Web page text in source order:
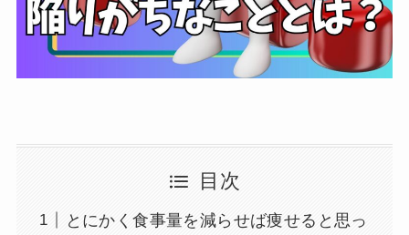
目次
とにかく食事量を減らせば痩せると思っ